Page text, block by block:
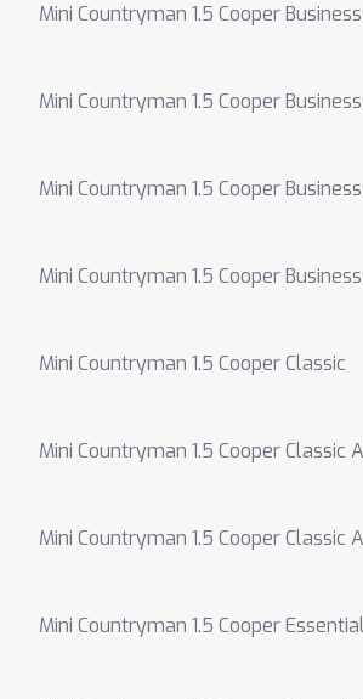
Mini Countryman 1.5 Cooper
Mini Countryman 1.5 Cooper
Mini Countryman 1.5 Cooper
Mini Countryman 1.5 Cooper
Mini Countryman 1.5 Cooper Classic
Mini Countryman 1.5 Cooper Classic
Mini Countryman 1.5 Cooper Classic
Mini Countryman 1.5 Cooper